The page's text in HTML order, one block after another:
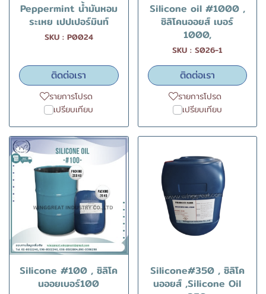
Peppermint น้ำมันหอม
ระเหย เปปเปอร์มินท์
SKU : P0024
ติดต่อเรา
รายการโปรด
เปรียบเทียบ
Silicone oil #1000 ,
ซิลิโคนออยส์ เบอร์
1000,
SKU : S026-1
ติดต่อเรา
รายการโปรด
เปรียบเทียบ
Silicone #100 , ซิลิโค
นออยเบอร์100
Silicone#350 , ซิลิโค
นออยส์ ,Silicone Oil